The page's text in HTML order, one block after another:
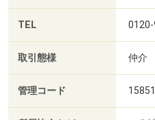
TEL
取引態様 仲介
管理コード